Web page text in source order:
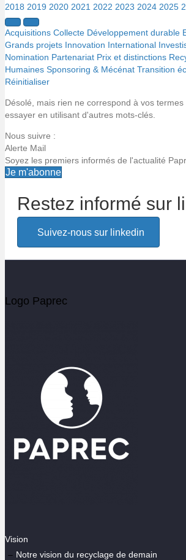
2018 2019 2020 2021 2022 2023 2024 2025
Acquisitions Collecte Développement durable
Grands projets Innovation International
Nomination Partenariat Prix et distinctions
Humaines Sponsoring & Mécénat Transition
Réinitialiser
Désolé, mais rien ne correspond à vos
essayer en utilisant d'autres mots-clés.
Nous suivre :
Alerte Mail
Soyez les premiers informés de l'actualité
Je m'abonne
Alerte email
Votre email
Restez informé sur
Suivez-nous sur linkedin
Logo Paprec
Vision
Notre vision du recyclage de demain